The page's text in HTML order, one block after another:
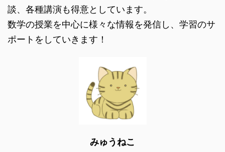
談、各種講演も得意としています。
数学の授業を中心に様々な情報を発信し、学習のサ
ポートをしていきます！
みゅうねこ